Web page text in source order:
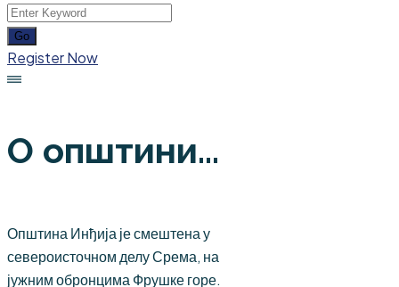
Register Now
О општини...
Општина Инђија је смештена у
североисточном делу Срема, на
јужним обронцима Фрушке горе.